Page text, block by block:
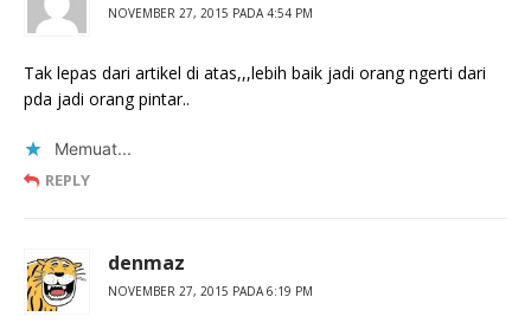
NOVEMBER 27, 2015 PADA 4:54 PM
Tak lepas dari artikel di atas,,,lebih baik jadi orang ngerti dari
pda jadi orang pintar..
Memuat...
REPLY
denmaz
NOVEMBER 27, 2015 PADA 6:19 PM